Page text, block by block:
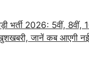
भर्ती 2026: 5वीं, 8वीं,
जानें कब आएगी